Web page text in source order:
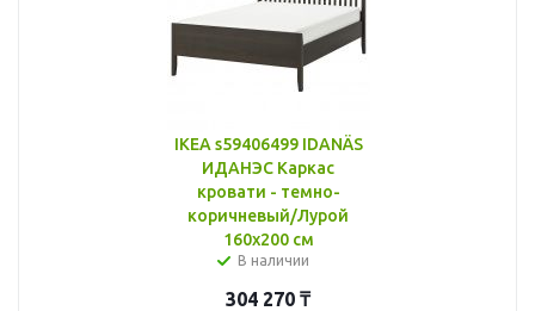
IKEA s59406499 IDANÄS
ИДАНЭС Каркас
кровати - темно-
коричневый/Лурой
160x200 см
В наличии
304 270 ₸